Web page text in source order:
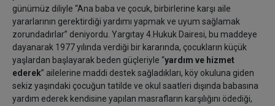
günümüz diliyle “Ana baba ve çocuk, birbirlerine karşı aile
yararlarının gerektirdiği yardımı yapmak ve uyum sağlamak
zorundadırlar” deniyordu. Yargıtay 4.Hukuk Dairesi, bu maddeye
dayanarak 1977 yılında verdiği bir kararında, çocukların küçük
yaşlardan başlayarak beden güçleriyle “yardım ve hizmet
ederek” ailelerine maddi destek sağladıkları, köy okuluna giden
sekiz yaşındaki çocuğun tatilde ve okul saatleri dışında babasına
yardım ederek kendisine yapılan masrafların karşılığını ödediği,